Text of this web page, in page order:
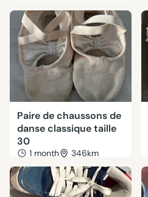
Paire de chaussons de
danse classique taille
30
1 month 346km